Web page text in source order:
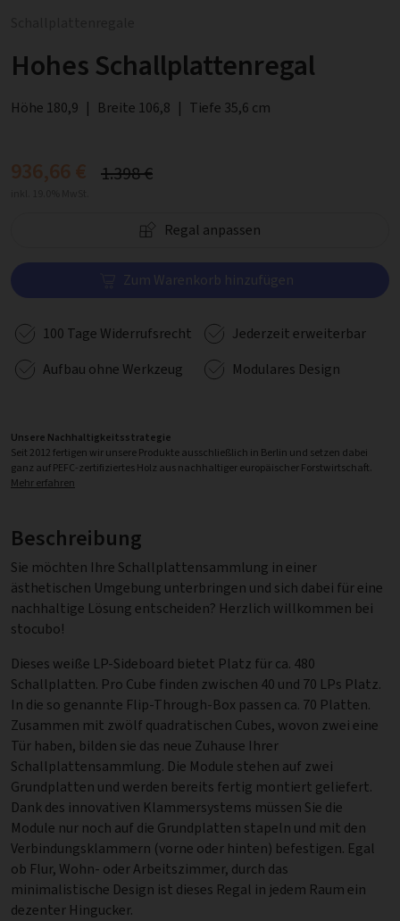
Hohes Schallplattenregal
Höhe 180,9 | Breite 106,8 | Tiefe 35,6 cm
936,66 € 1.398 €
Regal anpassen
Zum Warenkorb hinzufügen
100 Tage Widerrufsrecht
Jederzeit erweiterbar
Aufbau ohne Werkzeug
Modulares Design
Unsere Nachhaltigkeitsstrategie
Seit 2012 fertigen wir unsere Produkte ausschließlich in Berlin und setzen dabei
ganz auf PEFC-zertifiziertes Holz aus nachhaltiger europäischer Forstwirtschaft.
Mehr erfahren
Beschreibung
Sie möchten Ihre Schallplattensammlung in einer
ästhetischen Umgebung unterbringen und sich dabei für eine
nachhaltige Lösung entscheiden? Herzlich willkommen bei
stocubo!
Dieses weiße LP-Sideboard bietet Platz für ca. 480
Schallplatten. Pro Cube finden zwischen 40 und 70 LPs Platz.
In die so genannte Flip-Through-Box passen ca. 70 Platten.
Zusammen mit zwölf quadratischen Cubes, wovon zwei eine
Tür haben, bilden sie das neue Zuhause Ihrer
Schallplattensammlung. Die Module stehen auf zwei
Grundplatten und werden bereits fertig montiert geliefert.
Dank des innovativen Klammersystems müssen Sie die
Module nur noch auf die Grundplatten stapeln und mit den
Verbindungsklammern (vorne oder hinten) befestigen. Egal
ob Flur, Wohn- oder Arbeitszimmer, durch das
minimalistische Design ist dieses Regal in jedem Raum ein
dezenter Hingucker.